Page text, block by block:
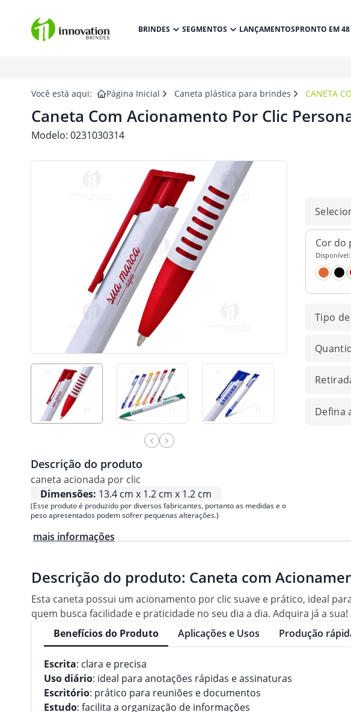
BRINDES SEGMENTOS LANÇAMENTOSPRONTO EM 48
Você está aqui: Página Inicial Caneta plástica para brindes CANETA
Caneta Com Acionamento Por Clic
Modelo: 0231030314
Descrição do produto
caneta acionada por clic
Dimensões: 13.4 cm x 1.2 cm x 1.2 cm
(Esse produto é produzido por diversos fabricantes, portanto as medidas e o
peso apresentados podem sofrer pequenas alterações.)
Cor do
Disponível:
Tipo
Defina
mais informações
Descrição do produto: Caneta com
Esta caneta possui um acionamento por clic suave e prático, ideal
quem busca facilidade e praticidade no seu dia a dia. Adquira já a sua!
Benefícios do Produto
Aplicações e Usos Produção
Escrita: clara e precisa
Uso diário: ideal para anotações rápidas e assinaturas
Escritório: prático para reuniões e documentos
Estudo: facilita a organização de informações